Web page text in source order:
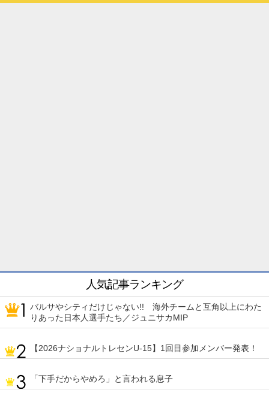
人気記事ランキング
バルサやシティだけじゃない!! 海外チームと互角以上にわた
りあった日本人選手たち／ジュニサカMIP
【2026ナショナルトレセンU-15】1回目参加メンバー発表！
「下手だからやめろ」と言われる息子